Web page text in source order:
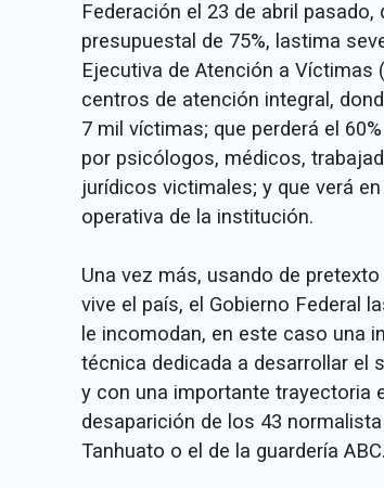
Federación el 23 de abril
presupuestal de 75%, lastima
Ejecutiva de Atención a Víctimas
centros de atención integral,
7 mil víctimas; que perderá el
por psicólogos, médicos,
jurídicos victimales; y que verá
operativa de la institución.
Una vez más, usando de
vive el país, el Gobierno Federal
le incomodan, en este caso una
técnica dedicada a desarrollar el
y con una importante trayectoria
desaparición de los 43
Tanhuato o el de la guardería ABC.